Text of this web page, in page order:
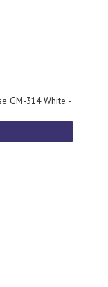
GM-314 White -